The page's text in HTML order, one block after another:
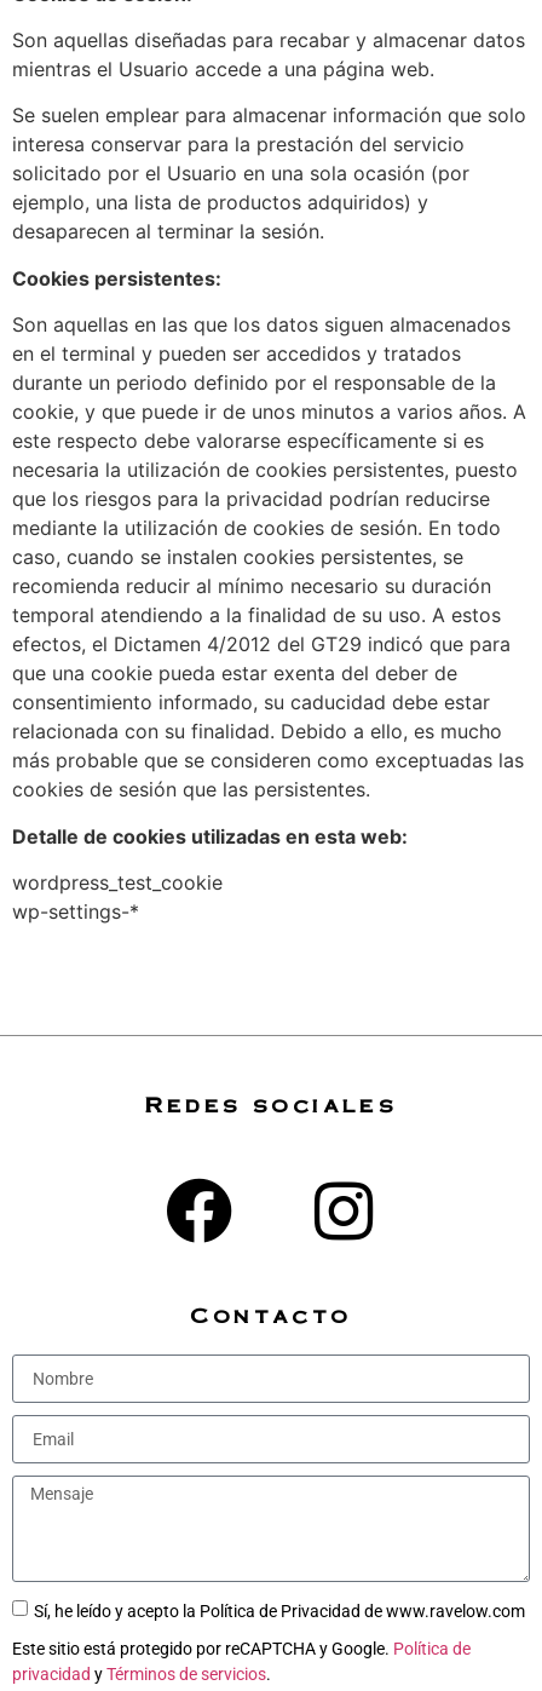
Son aquellas diseñadas para recabar y almacenar datos
mientras el Usuario accede a una página web.
Se suelen emplear para almacenar información que solo
interesa conservar para la prestación del servicio
solicitado por el Usuario en una sola ocasión (por
ejemplo, una lista de productos adquiridos) y
desaparecen al terminar la sesión.
Cookies persistentes:
Son aquellas en las que los datos siguen almacenados
en el terminal y pueden ser accedidos y tratados
durante un periodo definido por el responsable de la
cookie, y que puede ir de unos minutos a varios años. A
este respecto debe valorarse específicamente si es
necesaria la utilización de cookies persistentes, puesto
que los riesgos para la privacidad podrían reducirse
mediante la utilización de cookies de sesión. En todo
caso, cuando se instalen cookies persistentes, se
recomienda reducir al mínimo necesario su duración
temporal atendiendo a la finalidad de su uso. A estos
efectos, el Dictamen 4/2012 del GT29 indicó que para
que una cookie pueda estar exenta del deber de
consentimiento informado, su caducidad debe estar
relacionada con su finalidad. Debido a ello, es mucho
más probable que se consideren como exceptuadas las
cookies de sesión que las persistentes.
Detalle de cookies utilizadas en esta web:
wordpress_test_cookie
wp-settings-*
Contacto
Sí, he leído y acepto la Política de Privacidad de www.ravelow.com
Este sitio está protegido por reCAPTCHA y Google. Política de
privacidad yTérminos de servicios.
Redes sociales